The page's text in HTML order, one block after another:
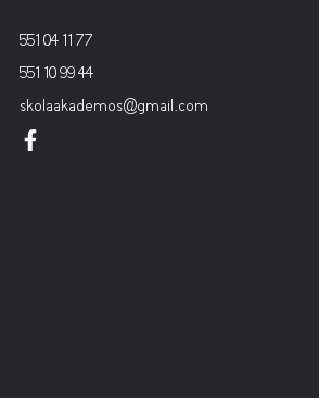
551 04 11 77
551 10 99 44
skolaakademos@gmail.com